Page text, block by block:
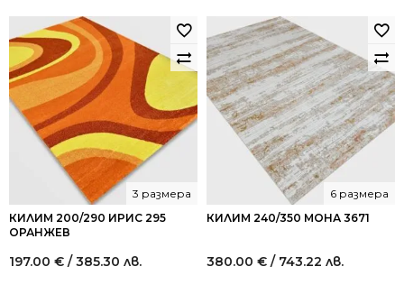
КИЛИМ 200/290 ИРИС 295
ОРАНЖЕВ
3 размера
197.00 € / 385.30 лв.
КИЛИМ 240/350 МОНА 3671
6 размера
380.00 € / 743.22 лв.